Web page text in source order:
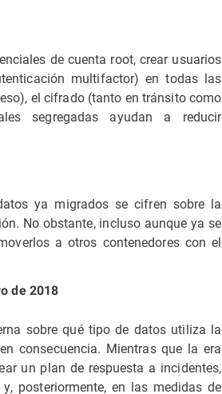
de cuenta root, crear usuarios
multifactor) en todas las
el cifrado (tanto en tránsito como
segregadas ayudan a reducir
ya migrados se cifren sobre la
No obstante, incluso aunque ya se
a otros contenedores con el
de 2018
sobre qué tipo de datos utiliza la
consecuencia. Mientras que la era
un plan de respuesta a incidentes,
posteriormente, en las medidas de